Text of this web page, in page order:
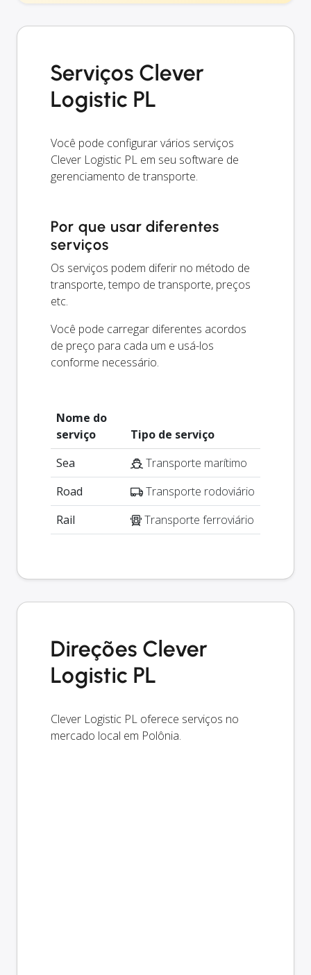
Serviços Clever
Logistic PL
Você pode configurar vários serviços
Clever Logistic PL em seu software de
gerenciamento de transporte.
Por que usar diferentes
serviços
Os serviços podem diferir no método de
transporte, tempo de transporte, preços
etc.
Você pode carregar diferentes acordos
de preço para cada um e usá-los
conforme necessário.
Nome do
serviço
Tipo de serviço
Sea
Transporte marítimo
Road
Transporte rodoviário
Rail
Transporte ferroviário
Direções Clever
Logistic PL
Clever Logistic PL oferece serviços no
mercado local em Polônia.